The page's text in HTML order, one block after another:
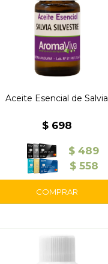
Aceite Esencial de Salvia
$ 698
$ 489
$ 558